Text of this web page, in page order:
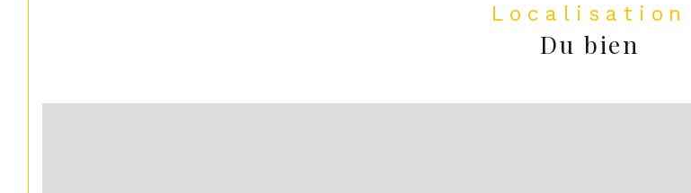
Localisation
Du bien